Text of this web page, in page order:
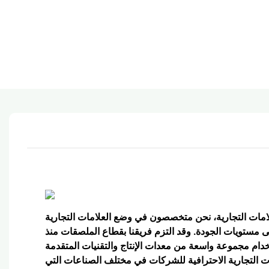
الجودة. وقد التزم فريقنا بقطاع الملصقات منذ
مجموعة واسعة من معدات الإنتاج والتقنيات المتقدمة
التجارية الاحترافية للشركات في مختلف الصناعات التي